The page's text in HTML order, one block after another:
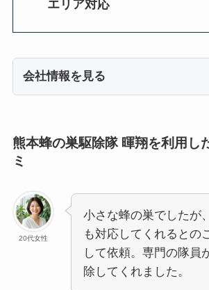
エリア対応
会社情報を見る
熊本蜂の巣駆除隊 暉翔を利用し
ミ
20代女性
小さな蜂の巣でしたが
も対応してくれるとの
して依頼。専門の隊員
除してくれました。